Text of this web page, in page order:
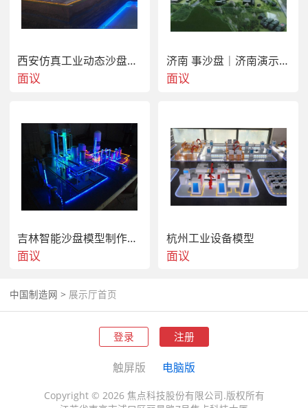
西安仿真工业动态沙盘公司｜机械流水线模型价格
面议
济南 事沙盘｜济南演示模型制作｜济南模型公司
面议
吉林智能沙盘模型制作｜工业动态公司｜吉林模型公司
面议
杭州工业设备模型
面议
中国制造网 > 展示厅首页
登录 注册
触屏版 电脑版
Copyright © 2026 焦点科技股份有限公司.版权所有